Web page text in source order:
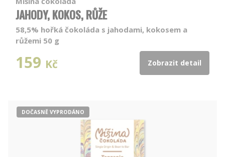
JAHODY, KOKOS, RŮŽE
58,5% hořká čokoláda s jahodami, kokosem a
růžemi 50 g
159 Kč Zobrazit detail
DOČASNĚ VYPRODÁNO